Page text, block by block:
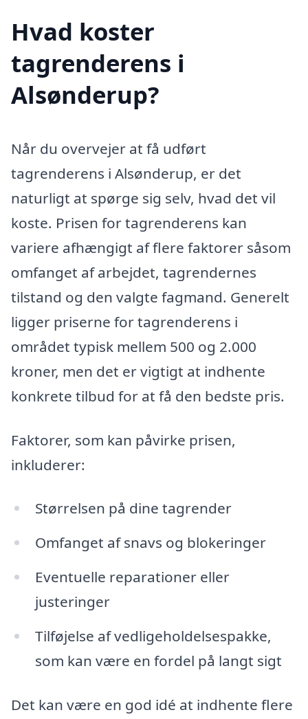
Hvad koster
tagrenderens i
Alsønderup?
Når du overvejer at få udført
tagrenderens i Alsønderup, er det
naturligt at spørge sig selv, hvad det vil
koste. Prisen for tagrenderens kan
variere afhængigt af flere faktorer såsom
omfanget af arbejdet, tagrendernes
tilstand og den valgte fagmand. Generelt
ligger priserne for tagrenderens i
området typisk mellem 500 og 2.000
kroner, men det er vigtigt at indhente
konkrete tilbud for at få den bedste pris.
Faktorer, som kan påvirke prisen,
inkluderer:
Størrelsen på dine tagrender
Omfanget af snavs og blokeringer
Eventuelle reparationer eller
justeringer
Tilføjelse af vedligeholdelsespakke,
som kan være en fordel på langt sigt
Det kan være en god idé at indhente flere